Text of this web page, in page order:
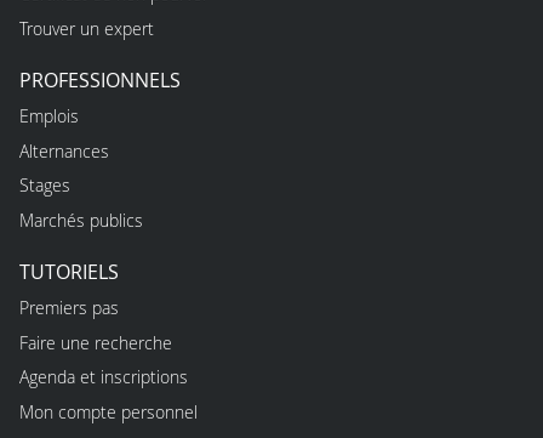
Trouver un expert
PROFESSIONNELS
Emplois
Alternances
Stages
Marchés publics
TUTORIELS
Premiers pas
Faire une recherche
Agenda et inscriptions
Mon compte personnel